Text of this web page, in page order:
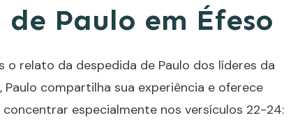
Paulo em Éfeso
o relato da despedida de Paulo dos líderes da
Paulo compartilha sua experiência e oferece
concentrar especialmente nos versículos 22-24: